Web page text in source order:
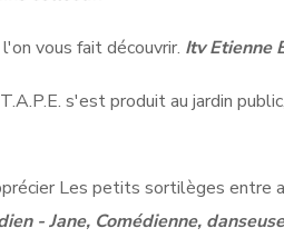
vous fait découvrir. Itv Etienne
s'est produit au jardin
Les petits sortilèges entre
- Jane, Comédienne,